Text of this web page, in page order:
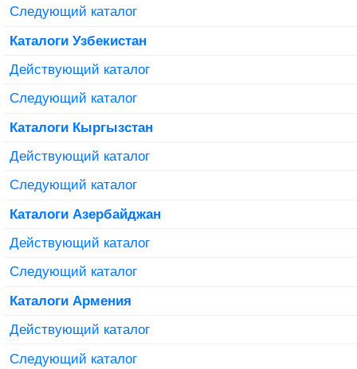
Следующий каталог
Каталоги Узбекистан
Действующий каталог
Следующий каталог
Каталоги Кыргызстан
Действующий каталог
Следующий каталог
Каталоги Азербайджан
Действующий каталог
Следующий каталог
Каталоги Армения
Действующий каталог
Следующий каталог